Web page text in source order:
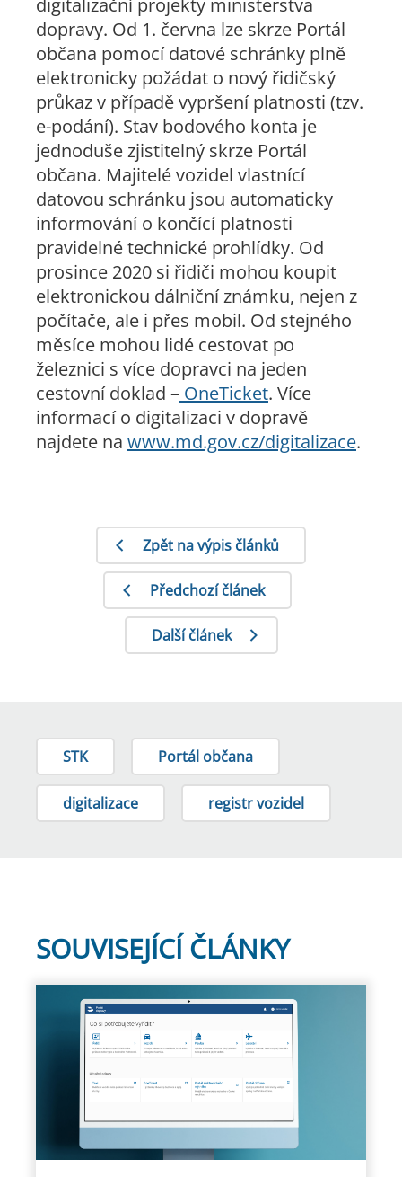
dopravy. Od 1. června lze skrze Portál
občana pomocí datové schránky plně
elektronicky požádat o nový řidičský
průkaz v případě vypršení platnosti (tzv.
e-podání). Stav bodového konta je
jednoduše zjistitelný skrze Portál
občana. Majitelé vozidel vlastnící
datovou schránku jsou automaticky
informování o končící platnosti
pravidelné technické prohlídky. Od
prosince 2020 si řidiči mohou koupit
elektronickou dálniční známku, nejen z
počítače, ale i přes mobil. Od stejného
měsíce mohou lidé cestovat po
železnici s více dopravci na jeden
cestovní doklad – OneTicket. Více
informací o digitalizaci v dopravě
najdete na www.md.gov.cz/digitalizace.
Zpět na výpis článků
Předchozí článek
Další článek
STK Portál občana
digitalizace registr vozidel
SOUVISEJÍCÍ ČLÁNKY